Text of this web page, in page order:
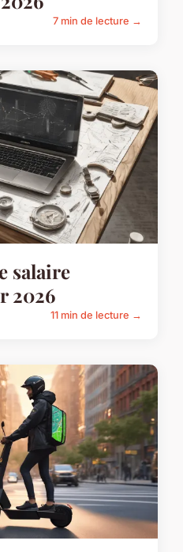
7 min de lecture →
salaire
2026
11 min de lecture →